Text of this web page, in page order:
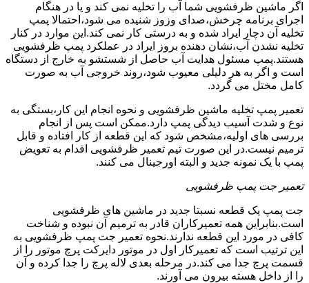
اگر ماشین ظرفشویی شما آب را تخلیه نمی کند و یا در هنگام
اجرای برنامه چرخش،صدای وزوز شنیده می شود،احتمالا پمپ
تخلیه آن دچار ایراد شده و به درستی کار نمی کند.این موارد در کنار
تخلیه نشدن آب،نشان دهنده بروز ایراد در عملکرد پمپ ظرفشویی
هستند.پمپ مسئول هدایت آب حاصل از شستشو به خارج از دستگاه
است و اگر به هر دلیلی معیوب شود،روند خروجی آب به صورت
کامل مختل می گردد.
تعمیر پمپ تخلیه ماشین ظرفشویی و نحوه انجام این کار،بستگی به
نوع و شدت آسیب دیدگی پمپ دارد.ممکن است پس از انجام
بررسی های اولیه،مشخص شود که این قطعه از کار افتاده و قابل
ترمیم نیست.در این صورت تیم تعمیر ظرفشویی اقدام به تعویض
پمپ با یک نمونه جدید و البته اورجینال می کنند.
تعمیر جت پمپ ظرفشویی
جت پمپ یک قطعه نسبتا جدید در ماشین های ظرفشویی
است.بنابراین همه تعمیرکاران قادر به ترمیم آن نبوده و شناخت
کافی در مورد این قطعه ندارند.نحوه تعمیر جت پمپ ظرفشویی به
این ترتیب است که تعمیرکار اول در موتور دایرکت پرچ موتور را از
قسمت پرچ جدا می کند.در مرحله بعدی لاله پرچ را جدا کرده و آن
را از داخل هسته بیرون می آورند.